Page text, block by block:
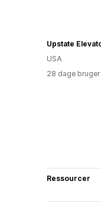
Upstate
USA
28 dage
Ressourcer